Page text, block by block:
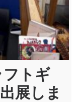
トギ
展しま